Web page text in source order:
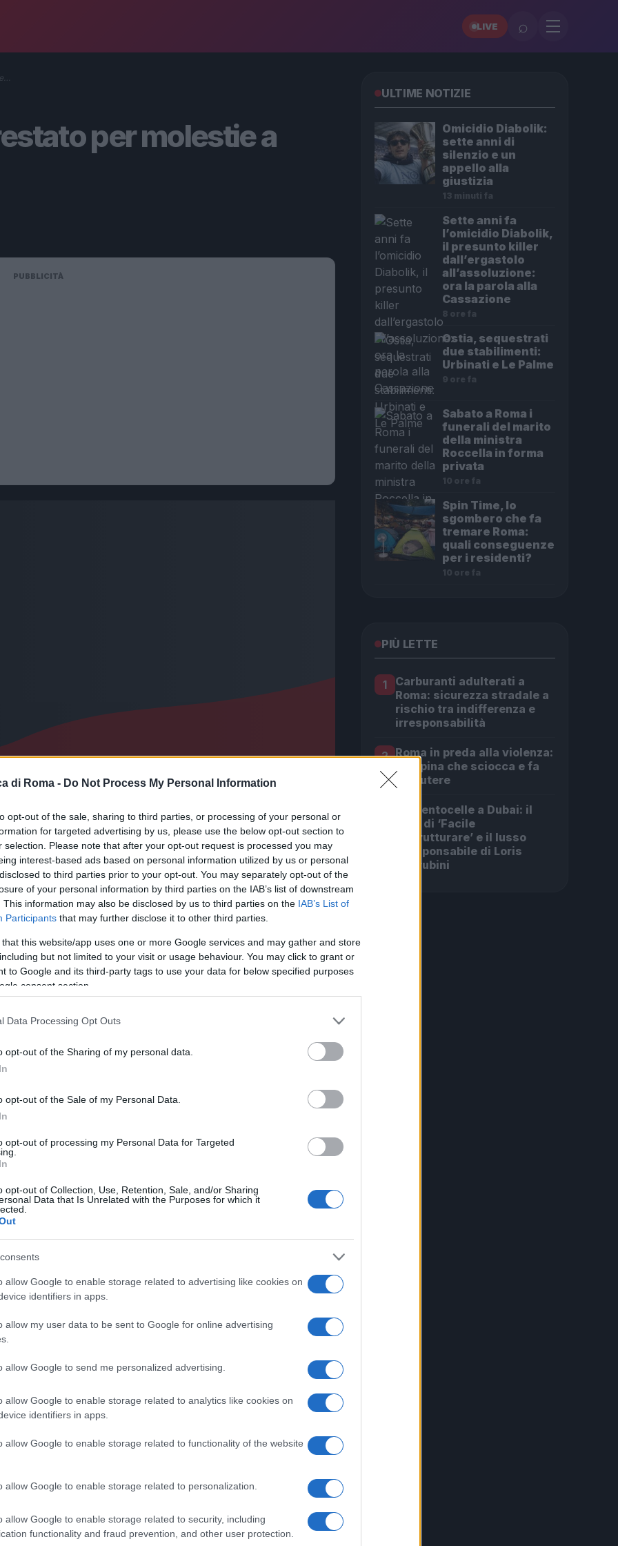
di Roma - Do Not Process My Personal Information
opt-out of the sale, sharing to third parties, or processing of your personal or
for targeted advertising by us, please use the below opt-out section to
selection. Please note that after your opt-out request is processed you may
interest-based ads based on personal information utilized by us or personal
to third parties prior to your opt-out. You may separately opt-out of the
of your personal information by third parties on the IAB’s list of downstream
This information may also be disclosed by us to third parties on the IAB’s List of
Participants that may further disclose it to other third parties.
that this website/app uses one or more Google services and may gather and store
but not limited to your visit or usage behaviour. You may click to grant or
to Google and its third-party tags to use your data for below specified purposes
consent section.
Data Processing Opt Outs
opt-out of the Sharing of my personal data.
opt-out of the Sale of my Personal Data.
opt-out of processing my Personal Data for Targeted
opt-out of Collection, Use, Retention, Sale, and/or Sharing
Data that Is Unrelated with the Purposes for which it
allow Google to enable storage related to advertising like cookies on
identifiers in apps.
allow my user data to be sent to Google for online advertising
allow Google to send me personalized advertising.
allow Google to enable storage related to analytics like cookies on
identifiers in apps.
allow Google to enable storage related to functionality of the website
allow Google to enable storage related to personalization.
allow Google to enable storage related to security, including
functionality and fraud prevention, and other user protection.
LIVE ⌕
per molestie a
PUBBLICITÀ
e truffa.
e truffa.Invaghitosi della donna, l’uomo,
avrebbe abbandonato di nascosto il suo turno di guardia
suo desiderio e molestarlo.
Tribunale. L’uomo infatti lasciava di nascosto il posto di
aggredisce proprietario bar.
Arrestato
posizione con l’alibi dell’impegno lavorativo. La
non renderebbe però meno pesanti le accuse contro di
scorso12 agosto: secondo l’accusa, avrebbe molestato
sempre di notte) una donna di trent’anni. Le
confronti, infatti, la Procura ha aperto un nuovo
dello Stato. Per il reato di violenza sessuale è già
capo, afferma il magistrato, avrebbe interrotto il turno
per uscire e fare altro. Da qui, appunto, anche
l’agente, tuttora detenuto in cella, avrebbe
e vi sarebbe rimasto: “La notte tra il 15 e il 16 giugno
ULTIME NOTIZIE
Omicidio Diabolik:
sette anni di
silenzio e un
appello alla
giustizia
13 minuti fa
Sette anni fa
l’omicidio Diabolik,
il presunto killer
dall’ergastolo
all’assoluzione:
ora la parola alla
Cassazione
8 ore fa
Ostia, sequestrati
due stabilimenti:
Urbinati e Le Palme
9 ore fa
Sabato a Roma i
funerali del marito
della ministra
Roccella in forma
privata
10 ore fa
Spin Time, lo
sgombero che fa
tremare Roma:
quali conseguenze
per i residenti?
10 ore fa
PIÙ LETTE
1
Carburanti adulterati a
Roma: sicurezza stradale a
rischio tra indifferenza e
irresponsabilità
2 Roma in preda alla violenza:
la rapina che sciocca e fa
discutere
Da Centocelle a Dubai: il
crac di ‘Facile
Ristrutturare’ e il lusso
irresponsabile di Loris
Cherubini